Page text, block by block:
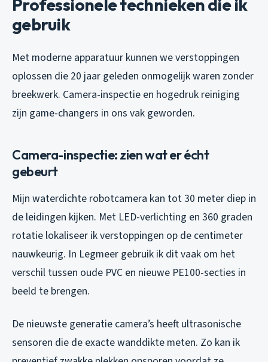
Professionele technieken die ik
gebruik
Met moderne apparatuur kunnen we verstoppingen
oplossen die 20 jaar geleden onmogelijk waren zonder
breekwerk. Camera-inspectie en hogedruk reiniging
zijn game-changers in ons vak geworden.
Camera-inspectie: zien wat er écht
gebeurt
Mijn waterdichte robotcamera kan tot 30 meter diep in
de leidingen kijken. Met LED-verlichting en 360 graden
rotatie lokaliseer ik verstoppingen op de centimeter
nauwkeurig. In Legmeer gebruik ik dit vaak om het
verschil tussen oude PVC en nieuwe PE100-secties in
beeld te brengen.
De nieuwste generatie camera’s heeft ultrasonische
sensoren die de exacte wanddikte meten. Zo kan ik